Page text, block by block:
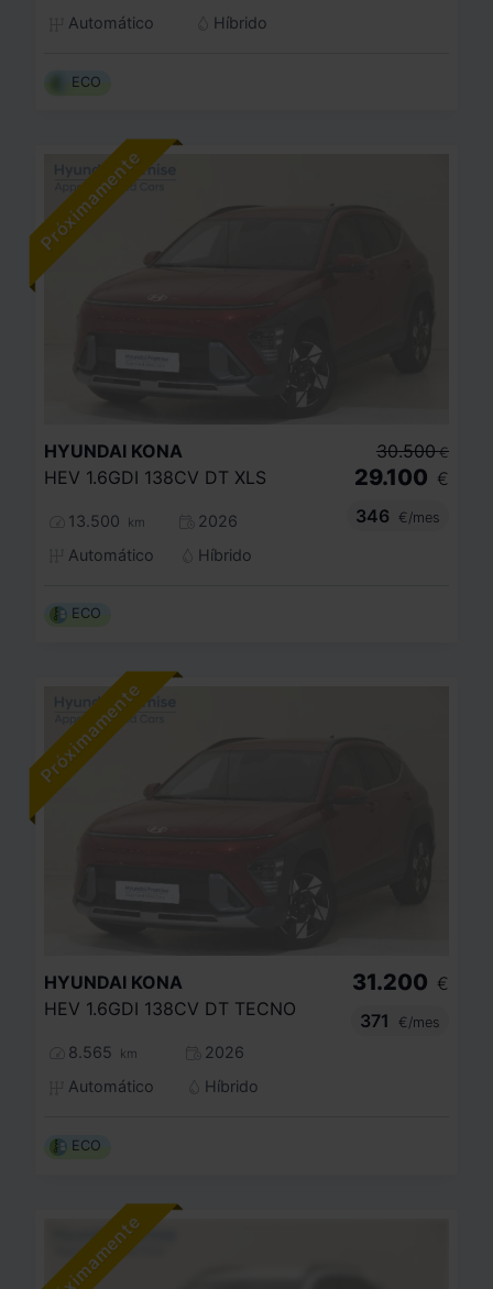
Automático
Híbrido
ECO
HYUNDAI KONA
HEV 1.6GDI 138CV DT XLS
13.500 km
2026
Automático
Híbrido
30.500 €
29.100 €
346
€/mes
ECO
HYUNDAI KONA
HEV 1.6GDI 138CV DT TECNO
8.565 km
2026
Automático
Híbrido
31.200 €
371
€/mes
ECO